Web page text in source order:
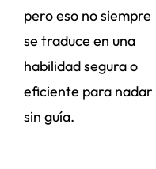
pero eso no siempre
se traduce en una
habilidad segura o
eficiente para nadar
sin guía.